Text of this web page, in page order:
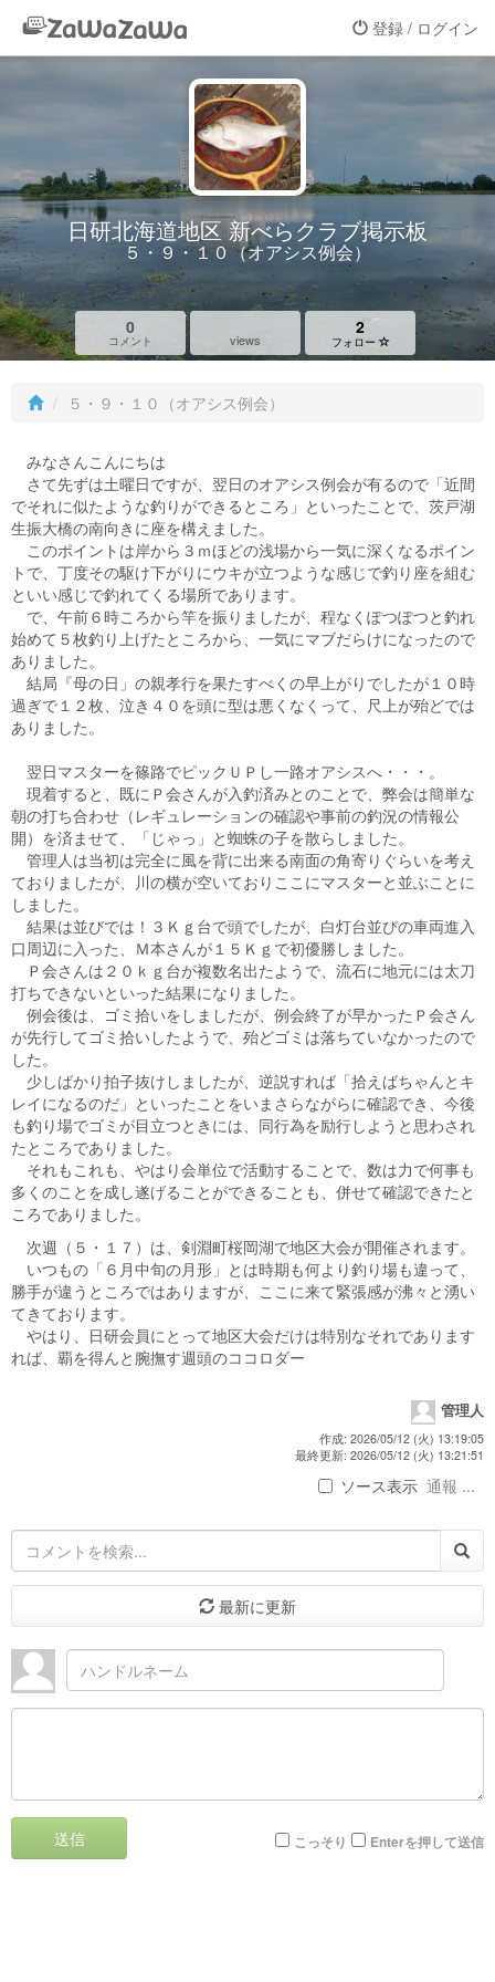
登録 / ログイン
日研北海道地区 新べらクラブ掲示板
５・９・１０（オアシス例会）
0
コメント views
2
フォロー
５・９・１０（オアシス例会）
みなさんこんにちは
さて先ずは土曜日ですが、翌日のオアシス例会が有るので「近間
でそれに似たような釣りができるところ」といったことで、茨戸湖
生振大橋の南向きに座を構えました。
このポイントは岸から３ｍほどの浅場から一気に深くなるポイン
トで、丁度その駆け下がりにウキが立つような感じで釣り座を組む
といい感じで釣れてくる場所であります。
で、午前６時ころから竿を振りましたが、程なくぽつぽつと釣れ
始めて５枚釣り上げたところから、一気にマブだらけになったので
ありました。
結局『母の日」の親孝行を果たすべくの早上がりでしたが１０時
過ぎで１２枚、泣き４０を頭に型は悪くなくって、尺上が殆どでは
ありました。
翌日マスターを篠路でピックＵＰし一路オアシスへ・・・。
現着すると、既にＰ会さんが入釣済みとのことで、弊会は簡単な
朝の打ち合わせ（レギュレーションの確認や事前の釣況の情報公
開）を済ませて、「じゃっ」と蜘蛛の子を散らしました。
管理人は当初は完全に風を背に出来る南面の角寄りぐらいを考え
ておりましたが、川の横が空いておりここにマスターと並ぶことに
しました。
結果は並びでは！３Ｋｇ台で頭でしたが、白灯台並びの車両進入
口周辺に入った、Ｍ本さんが１５Ｋｇで初優勝しました。
Ｐ会さんは２０ｋｇ台が複数名出たようで、流石に地元には太刀
打ちできないといった結果になりました。
例会後は、ゴミ拾いをしましたが、例会終了が早かったＰ会さん
が先行してゴミ拾いしたようで、殆どゴミは落ちていなかったので
した。
少しばかり拍子抜けしましたが、逆説すれば「拾えばちゃんとキ
レイになるのだ」といったことをいまさらながらに確認でき、今後
も釣り場でゴミが目立つときには、同行為を励行しようと思わされ
たところでありました。
それもこれも、やはり会単位で活動することで、数は力で何事も
多くのことを成し遂げることができることも、併せて確認できたと
ころでありました。
次週（５・１７）は、剣淵町桜岡湖で地区大会が開催されます。
いつもの「６月中旬の月形」とは時期も何より釣り場も違って、
勝手が違うところではありますが、ここに来て緊張感が沸々と湧い
てきております。
やはり、日研会員にとって地区大会だけは特別なそれであります
れば、覇を得んと腕撫す週頭のココロダー
管理人
作成: 2026/05/12 (火) 13:19:05
最終更新: 2026/05/12 (火) 13:21:51
ソース表示 通報 ...
最新に更新
送信 こっそり Enterを押して送信